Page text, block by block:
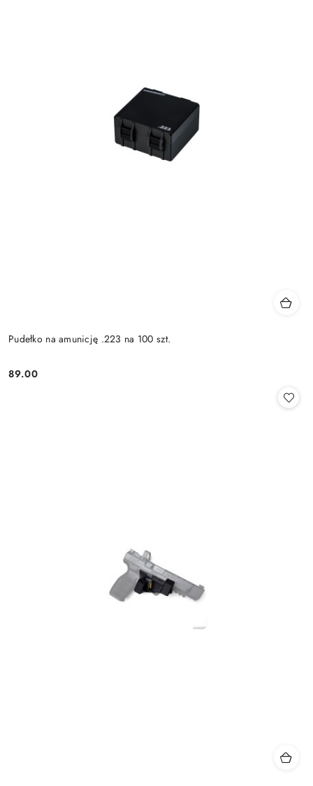
Pudełko na amunicję .223 na 100 szt.
Cena:
89.00